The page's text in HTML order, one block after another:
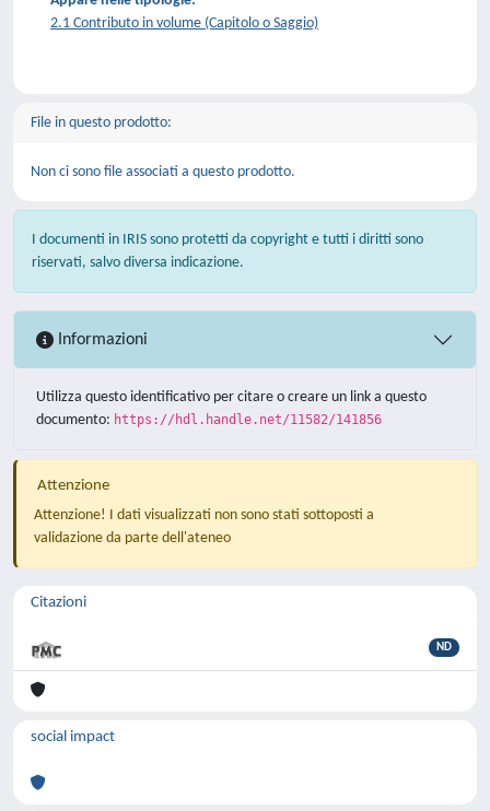
2.1 Contributo in volume (Capitolo o Saggio)
File in questo prodotto:
Non ci sono file associati a questo prodotto.
I documenti in IRIS sono protetti da copyright e tutti i diritti sono
riservati, salvo diversa indicazione.
Informazioni
Utilizza questo identificativo per citare o creare un link a questo
documento: https://hdl.handle.net/11582/141856
Attenzione
Attenzione! I dati visualizzati non sono stati sottoposti a
validazione da parte dell'ateneo
Citazioni
ND
social impact